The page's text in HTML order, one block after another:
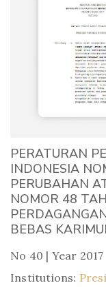
PERATURAN
INDONESIA
PERUBAHAN
NOMOR 48
BEBAS
No 40 | Year 2017
Institutions: